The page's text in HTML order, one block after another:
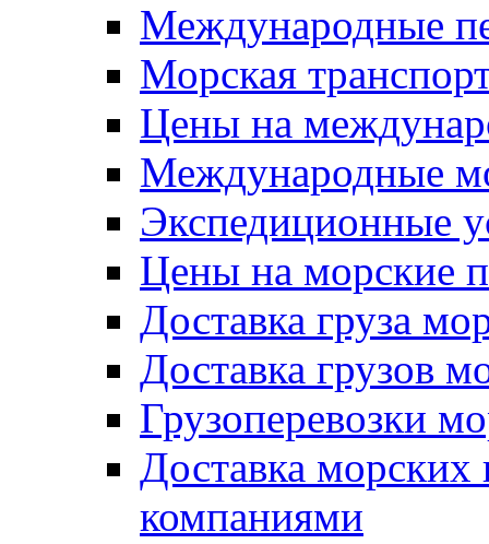
Международные
Морская
Цены на
Международные
Экспедиционные
Цены на морские
Доставка груза
Доставка грузов
Грузоперевозки
Доставка морских
компаниями